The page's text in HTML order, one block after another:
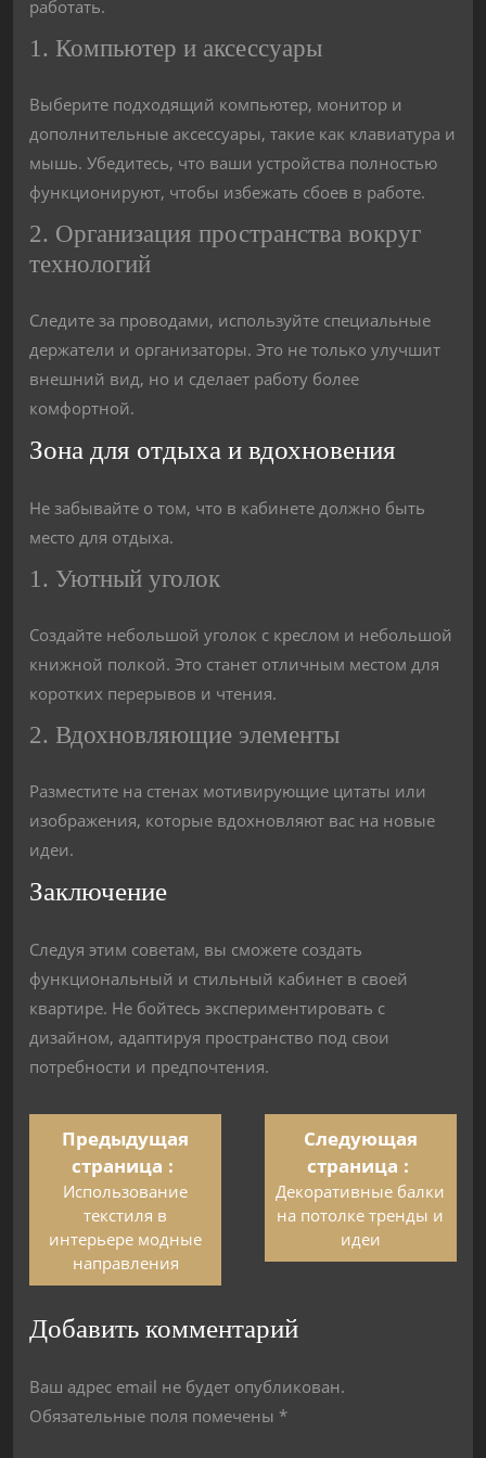
работать.
1. Компьютер и аксессуары
Выберите подходящий компьютер, монитор и
дополнительные аксессуары, такие как клавиатура и
мышь. Убедитесь, что ваши устройства полностью
функционируют, чтобы избежать сбоев в работе.
2. Организация пространства вокруг
технологий
Следите за проводами, используйте специальные
держатели и организаторы. Это не только улучшит
внешний вид, но и сделает работу более
комфортной.
Зона для отдыха и вдохновения
Не забывайте о том, что в кабинете должно быть
место для отдыха.
1. Уютный уголок
Создайте небольшой уголок с креслом и небольшой
книжной полкой. Это станет отличным местом для
коротких перерывов и чтения.
2. Вдохновляющие элементы
Разместите на стенах мотивирующие цитаты или
изображения, которые вдохновляют вас на новые
идеи.
Заключение
Следуя этим советам, вы сможете создать
функциональный и стильный кабинет в своей
квартире. Не бойтесь экспериментировать с
дизайном, адаптируя пространство под свои
потребности и предпочтения.
Предыдущая
страница
Использование
текстиля в
интерьере модные
направления
Следующая
страница
Декоративные балки
на потолке тренды и
идеи
Добавить комментарий
Ваш адрес email не будет опубликован.
Обязательные поля помечены *